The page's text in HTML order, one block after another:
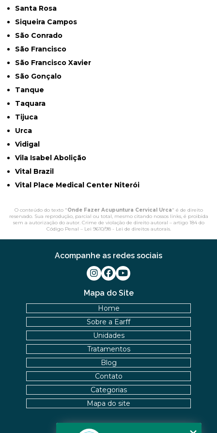
Santa Rosa
Siqueira Campos
São Conrado
São Francisco
São Francisco Xavier
São Gonçalo
Tanque
Taquara
Tijuca
Urca
Vidigal
Vila Isabel Abolição
Vital Brazil
Vital Place Medical Center Niterói
O conteúdo do texto "Onde Fazer Acupuntura Cervical Urca" é de direito
reservado. Sua reprodução, parcial ou total, mesmo citando nossos links, é proibida
sem a autorização do autor. Crime de violação de direito autoral – artigo 184 do
Código Penal – Lei 9610/98 - Lei de direitos autorais.
Mapa do Site
Home
Sobre a Earff
Unidades
Tratamentos
Blog
Contato
Categorias
Mapa do site
Acompanhe as redes sociais